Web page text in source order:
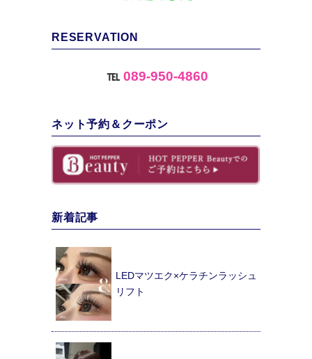
RESERVATION
℡ 089-950-4860
ネット予約＆クーポン
新着記事
LEDマツエク×ケラチンラッシュ
リフト